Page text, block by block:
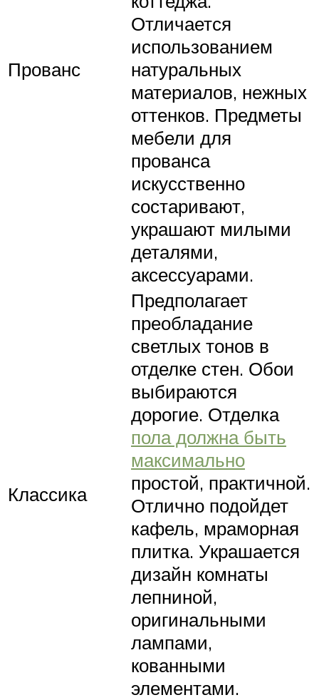
Прованс
Отличается
использованием
натуральных
материалов, нежных
оттенков. Предметы
мебели для
прованса
искусственно
состаривают,
украшают милыми
деталями,
аксессуарами.
Классика
Предполагает
преобладание
светлых тонов в
отделке стен. Обои
выбираются
дорогие. Отделка
пола должна быть
максимально
простой, практичной.
Отлично подойдет
кафель, мраморная
плитка. Украшается
дизайн комнаты
лепниной,
оригинальными
лампами,
кованными
элементами.